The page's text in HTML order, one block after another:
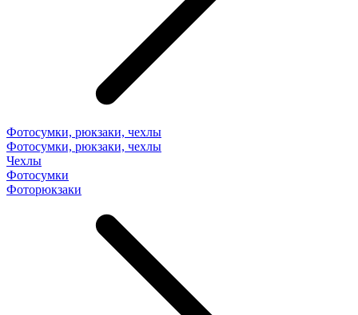
Фотосумки, рюкзаки, чехлы
Фотосумки, рюкзаки, чехлы
Чехлы
Фотосумки
Фоторюкзаки